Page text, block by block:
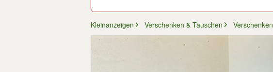
Kleinanzeigen Verschenken & Tauschen Verschenken